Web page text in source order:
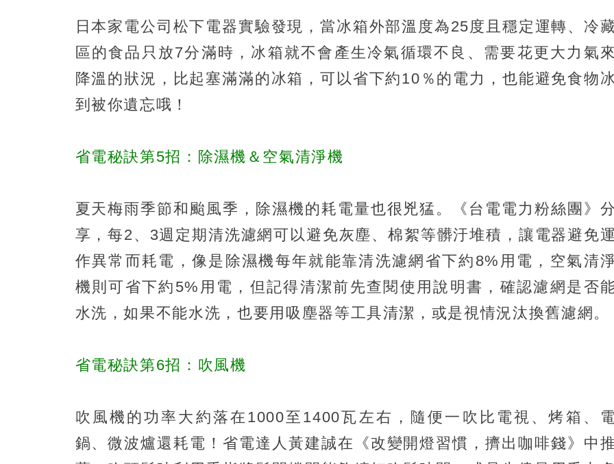
日本家電公司松下電器實驗發現，當冰箱外部溫度為25度且穩定運轉、冷藏
區的食品只放7分滿時，冰箱就不會產生冷氣循環不良、需要花更大力氣來
降溫的狀況，比起塞滿滿的冰箱，可以省下約10％的電力，也能避免食物冰
到被你遺忘哦！
省電秘訣第5招：除濕機＆空氣清淨機
夏天梅雨季節和颱風季，除濕機的耗電量也很兇猛。《台電電力粉絲團》分
享，每2、3週定期清洗濾網可以避免灰塵、棉絮等髒汙堆積，讓電器避免運
作異常而耗電，像是除濕機每年就能靠清洗濾網省下約8%用電，空氣清淨
機則可省下約5%用電，但記得清潔前先查閱使用說明書，確認濾網是否
水洗，如果不能水洗，也要用吸塵器等工具清潔，或是視情況汰換舊濾網。
省電秘訣第6招：吹風機
吹風機的功率大約落在1000至1400瓦左右，隨便一吹比電視、烤箱、
鍋、微波爐還耗電！省電達人黃建誠在《改變開燈習慣，擠出咖啡錢》中推